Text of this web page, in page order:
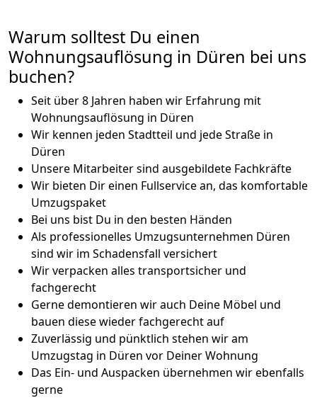
Warum solltest Du einen
Wohnungsauflösung in Düren bei uns
buchen?
Seit über 8 Jahren haben wir Erfahrung mit
Wohnungsauflösung in Düren
Wir kennen jeden Stadtteil und jede Straße in
Düren
Unsere Mitarbeiter sind ausgebildete Fachkräfte
Wir bieten Dir einen Fullservice an, das komfortable
Umzugspaket
Bei uns bist Du in den besten Händen
Als professionelles Umzugsunternehmen Düren
sind wir im Schadensfall versichert
Wir verpacken alles transportsicher und
fachgerecht
Gerne demontieren wir auch Deine Möbel und
bauen diese wieder fachgerecht auf
Zuverlässig und pünktlich stehen wir am
Umzugstag in Düren vor Deiner Wohnung
Das Ein- und Auspacken übernehmen wir ebenfalls
gerne